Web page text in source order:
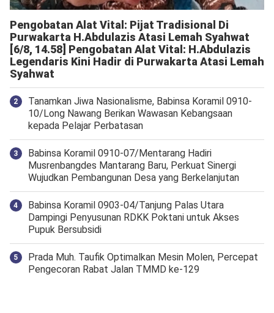
Pengobatan Alat Vital: Pijat Tradisional Di
Purwakarta H.Abdulazis Atasi Lemah Syahwat
[6/8, 14.58] Pengobatan Alat Vital: H.Abdulazis
Legendaris Kini Hadir di Purwakarta Atasi Lemah
Syahwat
Tanamkan Jiwa Nasionalisme, Babinsa Koramil 0910-
10/Long Nawang Berikan Wawasan Kebangsaan
kepada Pelajar Perbatasan
Babinsa Koramil 0910-07/Mentarang Hadiri
Musrenbangdes Mantarang Baru, Perkuat Sinergi
Wujudkan Pembangunan Desa yang Berkelanjutan
‎Babinsa Koramil 0903-04/Tanjung Palas Utara
Dampingi Penyusunan RDKK Poktani untuk Akses
Pupuk Bersubsidi
Prada Muh. Taufik Optimalkan Mesin Molen, Percepat
Pengecoran Rabat Jalan TMMD ke-129